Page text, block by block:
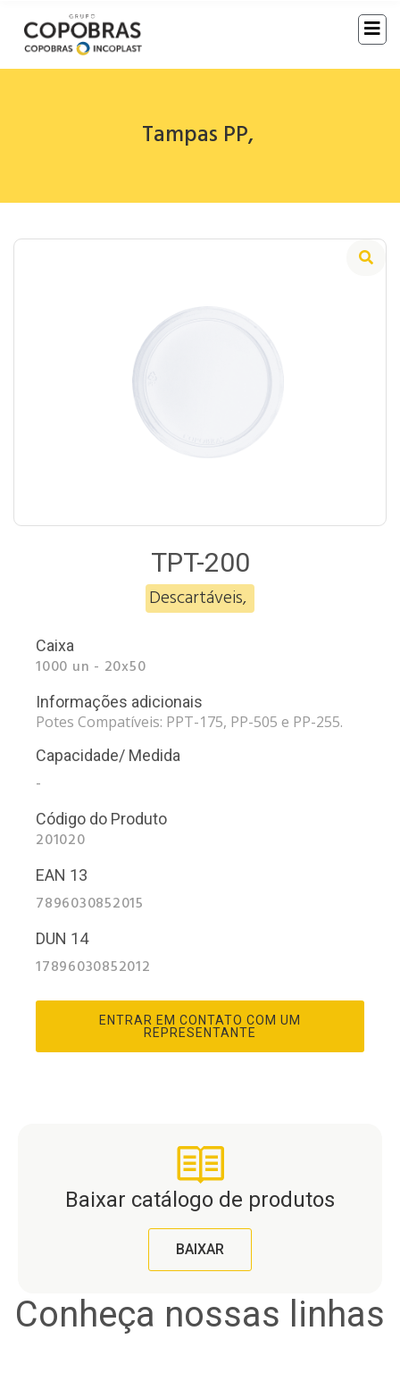
Tampas PP,
TPT-200
Descartáveis,
Caixa
1000 un - 20x50
Informações adicionais
Potes Compatíveis: PPT-175, PP-505 e PP-255.
Capacidade/ Medida
-
Código do Produto
201020
EAN 13
7896030852015
DUN 14
17896030852012
ENTRAR EM CONTATO COM UM
REPRESENTANTE
Baixar catálogo de produtos
BAIXAR
Conheça nossas linhas